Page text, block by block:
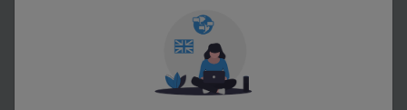
İnsan Kaynakları Ödülleri 2025-